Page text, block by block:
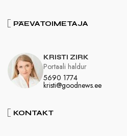
PÄEVATOIMETAJA
KRISTI ZIRK
5690 1774
kristi@goodnews.ee
Portaali haldur
KONTAKT